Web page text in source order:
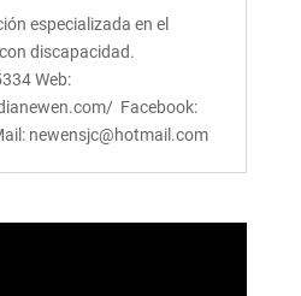
especializada en el
discapacidad.
Web:
Facebook:
newensjc@hotmail.com